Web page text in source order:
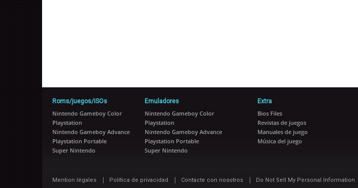
Roms/juegos/ISOs
Nintendo Gameboy Color
Playstation
Nintendo Gameboy Advance
Playstation Portable
Super Nintendo
Emuladores
Nintendo Gameboy Color
Playstation
Nintendo Gameboy Advance
Playstation Portable
Super Nintendo
Extra
Bios Files
Revistas de juegos
Manuales de juego
Música del juego
Mention légales | Política de privacidad | Contacte con nosotros | Do Not Sell My Personal Information